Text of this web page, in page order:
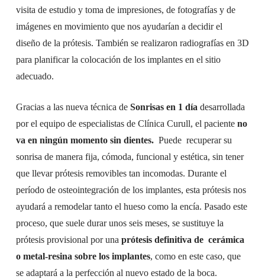
visita de estudio y toma de impresiones, de fotografías y de
imágenes en movimiento que nos ayudarían a decidir el
diseño de la prótesis. También se realizaron radiografías en 3D
para planificar la colocación de los implantes en el sitio
adecuado.
Gracias a las nueva técnica de Sonrisas en 1 díadesarrollada
por el equipo de especialistas de Clínica Curull, el paciente no
va en ningún momento sin dientes. Puede recuperar su
sonrisa de manera fija, cómoda, funcional y estética, sin tener
que llevar prótesis removibles tan incomodas. Durante el
período de osteointegración de los implantes, esta prótesis nos
ayudará a remodelar tanto el hueso como la encía. Pasado este
proceso, que suele durar unos seis meses, se sustituye la
prótesis provisional por una prótesis definitiva de cerámica
o metal-resina sobre los implantes, como en este caso, que
se adaptará a la perfección al nuevo estado de la boca.